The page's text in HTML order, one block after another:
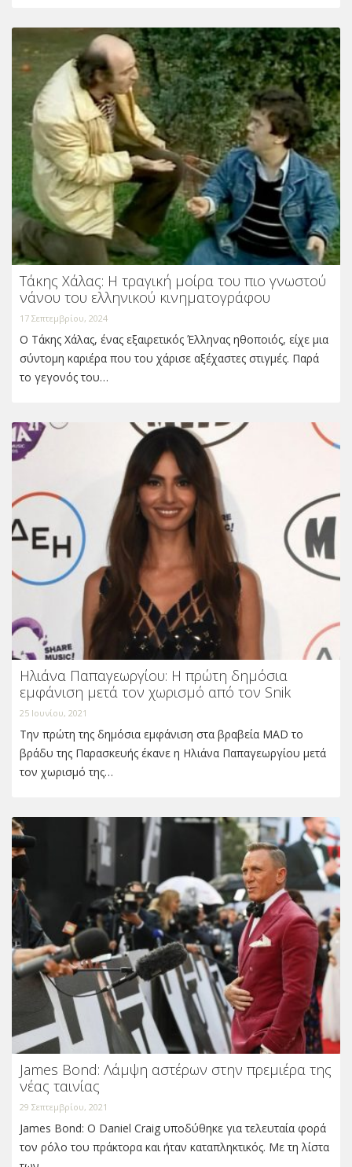
Τάκης Χάλας: Η τραγική μοίρα του πιο γνωστού
νάνου του ελληνικού κινηματογράφου
17 Σεπτεμβρίου, 2024
Ο Τάκης Χάλας, ένας εξαιρετικός Έλληνας ηθοποιός, είχε μια
σύντομη καριέρα που του χάρισε αξέχαστες στιγμές. Παρά
το γεγονός του…
Ηλιάνα Παπαγεωργίου: Η πρώτη δημόσια
εμφάνιση μετά τον χωρισμό από τον Snik
25 Ιουνίου, 2021
Την πρώτη της δημόσια εμφάνιση στα βραβεία MAD το
βράδυ της Παρασκευής έκανε η Ηλιάνα Παπαγεωργίου μετά
τον χωρισμό της…
James Bond: Λάμψη αστέρων στην πρεμιέρα της
νέας ταινίας
29 Σεπτεμβρίου, 2021
James Bond: Ο Daniel Craig υποδύθηκε για τελευταία φορά
τον ρόλο του πράκτορα και ήταν καταπληκτικός. Με τη λίστα